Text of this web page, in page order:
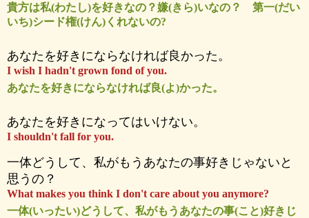
貴方は私(わたし)を好きなの？嫌(きら)いなの？ 第一(だい
いち)シード権(けん)くれないの?
あなたを好きにならなければ良かった。
I wish I hadn't grown fond of you.
あなたを好きにならなければ良(よ)かった。
あなたを好きになってはいけない。
I shouldn't fall for you.
一体どうして、私がもうあなたの事好きじゃないと
思うの？
What makes you think I don't care about you anymore?
一体(いったい)どうして、私がもうあなたの事(こと)好きじ